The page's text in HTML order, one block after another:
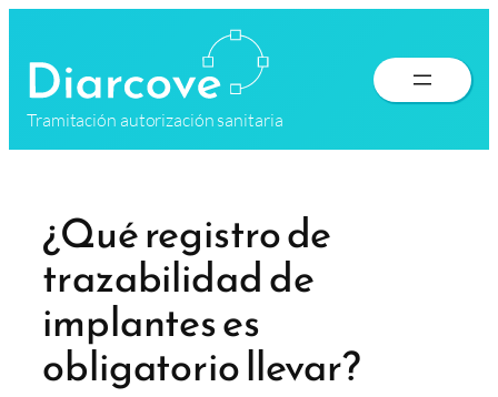
contenido
Tramitación autorización sanitaria
¿Qué registro de
trazabilidad de
implantes es
obligatorio llevar?